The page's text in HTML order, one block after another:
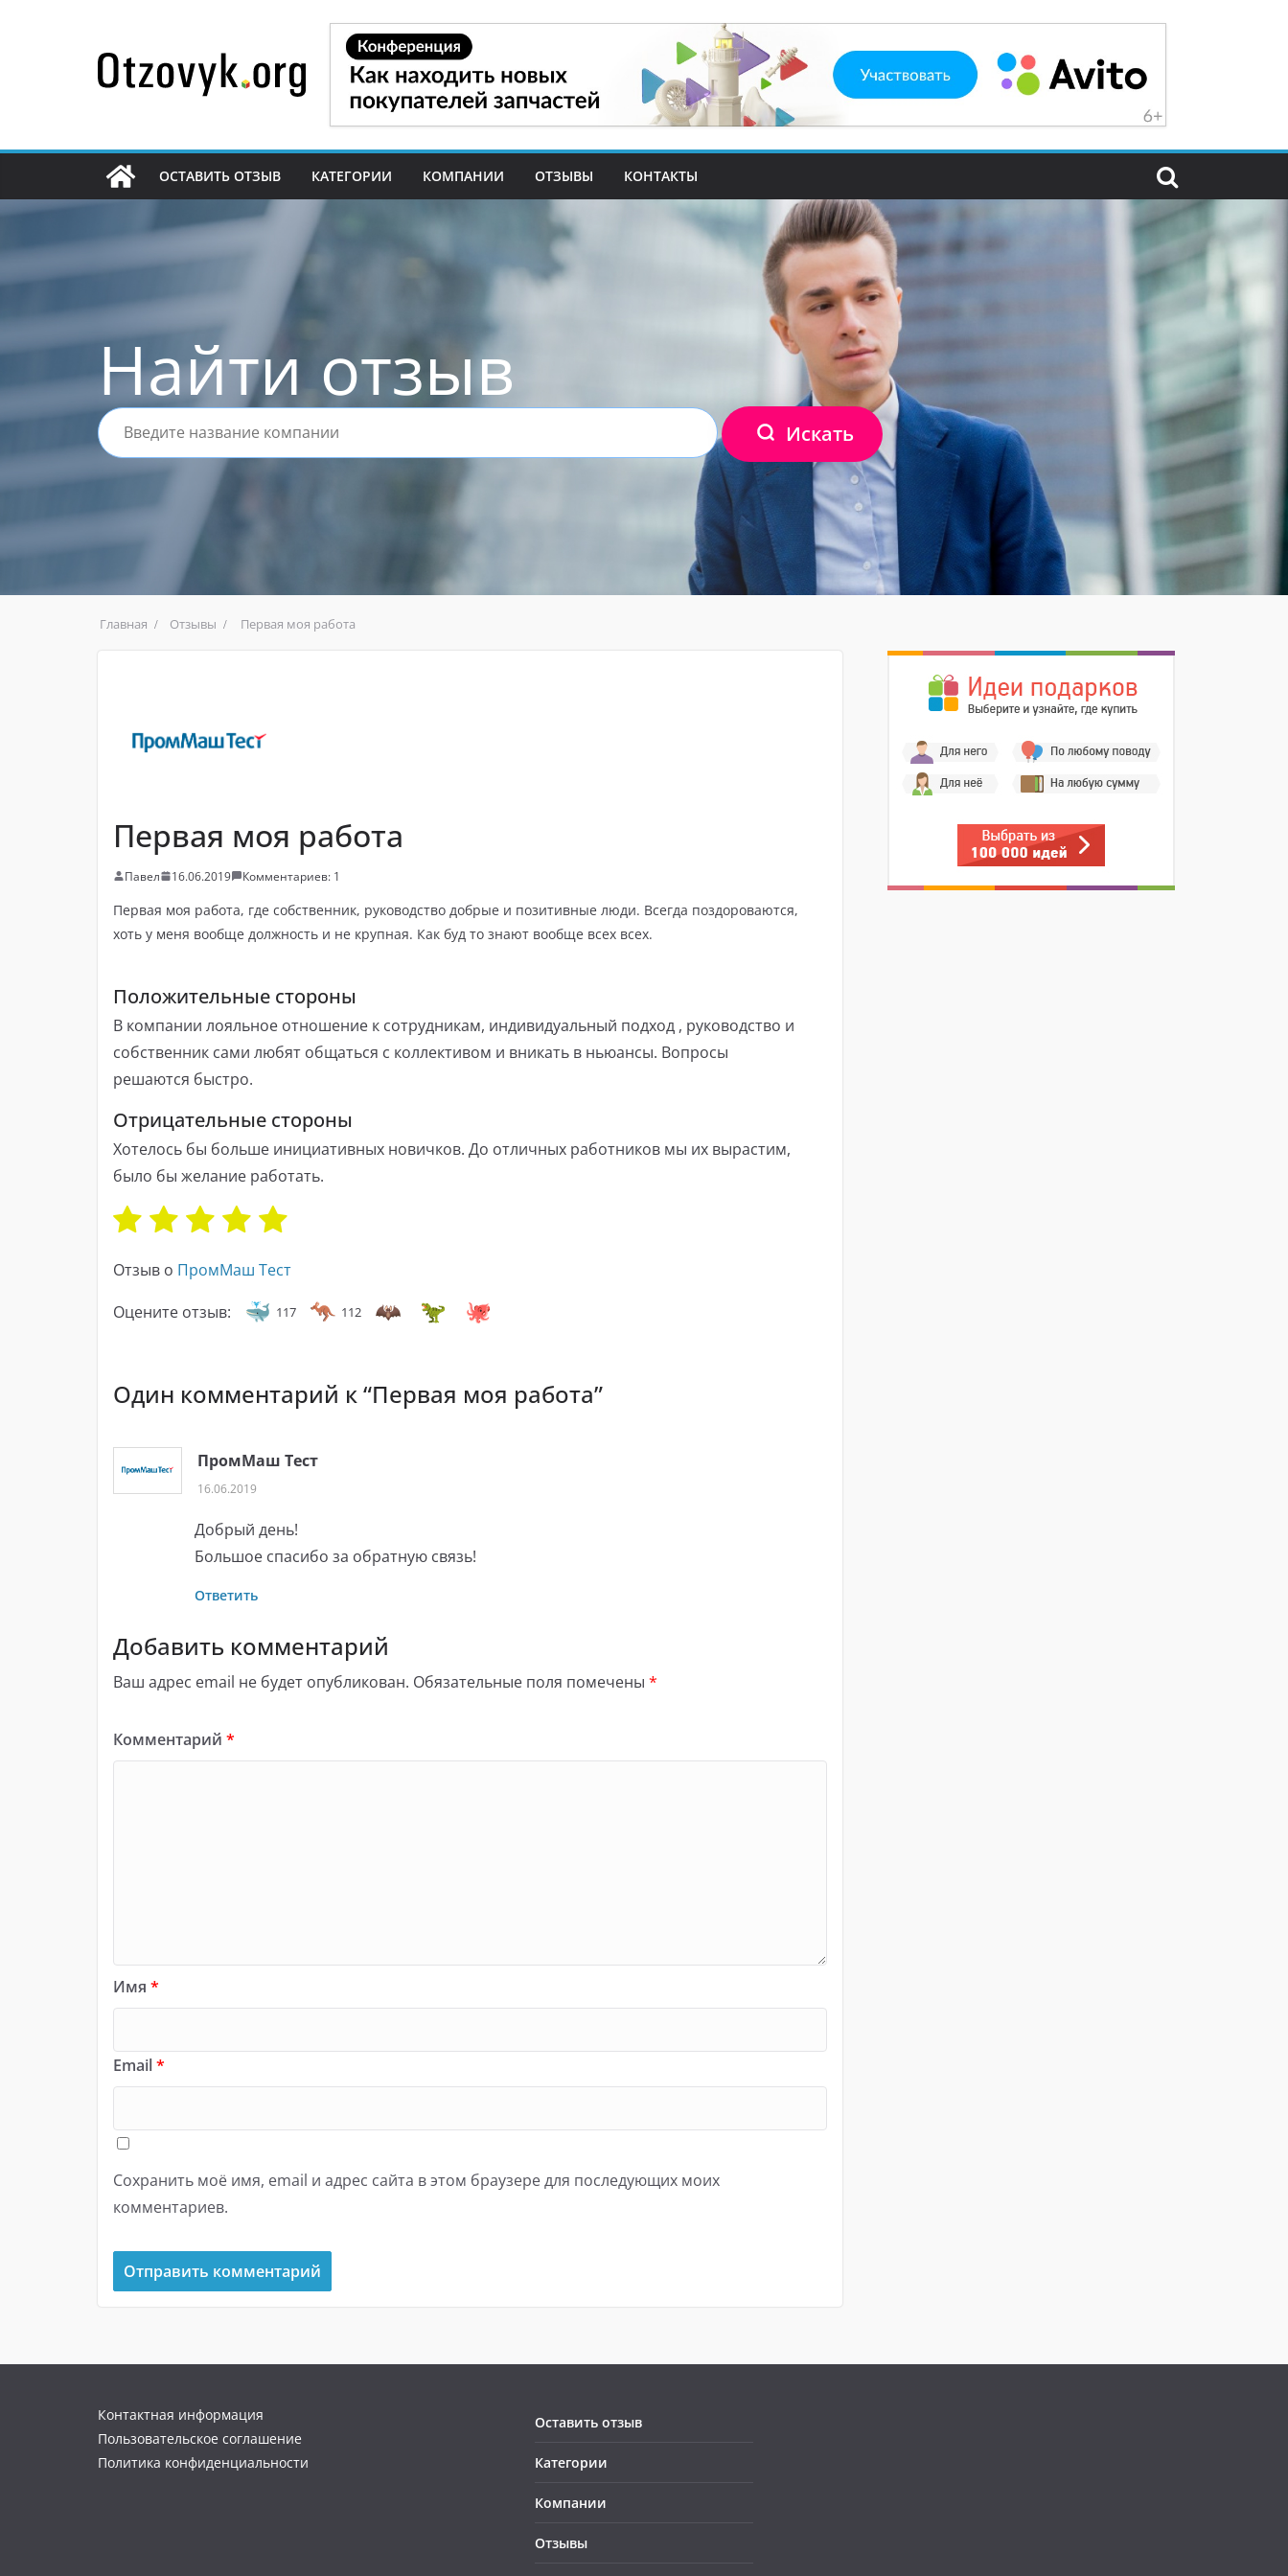
содержимому
ОСТАВИТЬ ОТЗЫВ КАТЕГОРИИ КОМПАНИИ ОТЗЫВЫ КОНТАКТЫ
Найти отзыв
Искать
Главная Отзывы Первая моя работа
Первая моя работа
Павел 16.06.2019 Комментариев: 1
Первая моя работа, где собственник, руководство добрые и позитивные люди. Всегда поздороваются,
хоть у меня вообще должность и не крупная. Как буд то знают вообще всех всех.
Положительные стороны
В компании лояльное отношение к сотрудникам, индивидуальный подход , руководство и
собственник сами любят общаться с коллективом и вникать в ньюансы. Вопросы
решаются быстро.
Отрицательные стороны
Хотелось бы больше инициативных новичков. До отличных работников мы их вырастим,
было бы желание работать.
Отзыв о ПромМаш Тест
Оцените отзыв:
117 112
Один комментарий к “Первая моя работа”
ПромМаш Тест
16.06.2019
Добрый день!
Большое спасибо за обратную связь!
Ответить
Добавить комментарий
Ваш адрес email не будет опубликован. Обязательные поля помечены *
Комментарий *
Имя *
Email*
Сохранить моё имя, email и адрес сайта в этом браузере для последующих моих
комментариев.
Контактная информация
Пользовательское соглашение
Политика конфиденциальности
Оставить отзыв
Категории
Компании
Отзывы